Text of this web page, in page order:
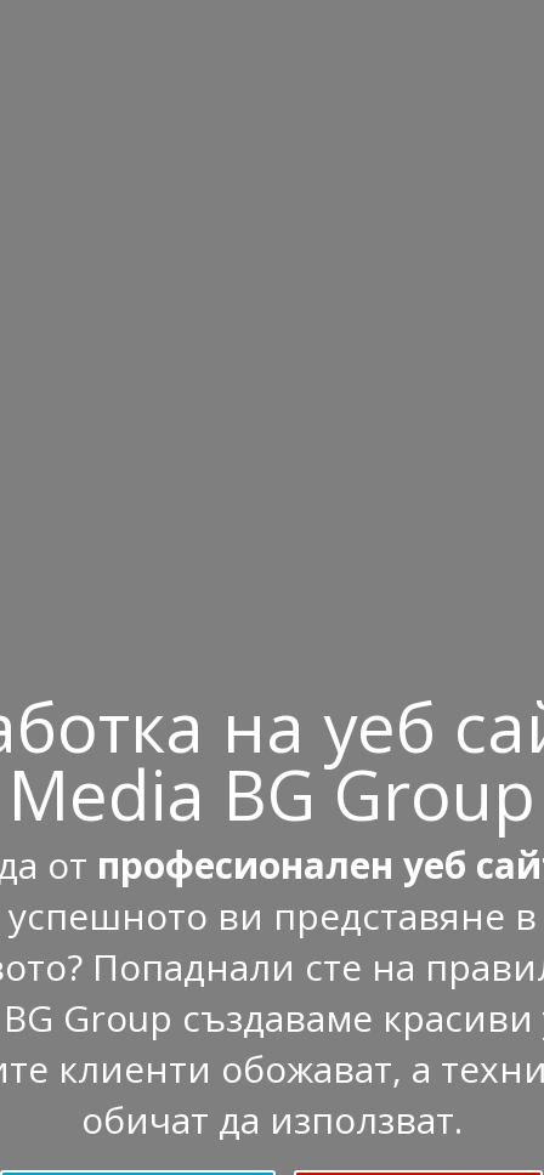
на уеб
Media BG Group
от професионален уеб
успешното ви представяне
Попаднали сте на
Group създаваме красиви
клиенти обожават, а
обичат да използват.